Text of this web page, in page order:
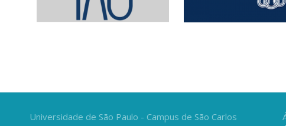
Universidade de São Paulo - Campus de São Carlos